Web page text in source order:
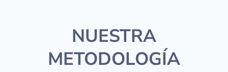
NUESTRA
METODOLOGÍA